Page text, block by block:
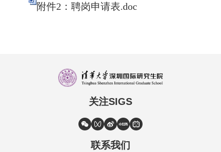
附件2：聘岗申请表.doc
关注SIGS
联系我们